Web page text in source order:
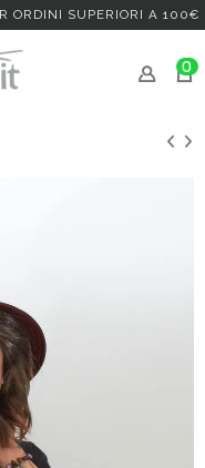
ORDINI SUPERIORI A 100€
0